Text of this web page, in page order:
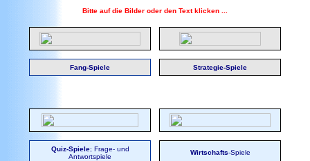
Bitte auf die Bilder oder den Text klicken ...
Fang-Spiele Strategie-Spiele
Quiz-Spiele; Frage- und
Antwortspiele
Wirtschafts-Spiele